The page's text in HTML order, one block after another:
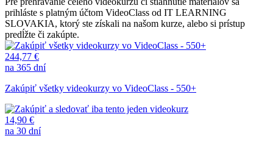
prihláste s platným účtom VideoClass od IT LEARNING
SLOVAKIA, ktorý ste získali na našom kurze, alebo si prístup
predĺžte či zakúpte.
244,77 €
na 365 dní
Zakúpiť všetky videokurzy vo VideoClass - 550+
14,90 €
na 30 dní